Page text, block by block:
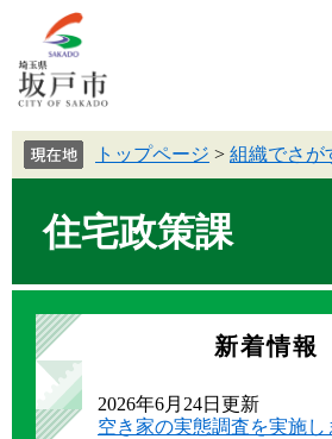
トップページ > 組織でさが
住宅政策課
新着情報
2026年6月24日更新
空き家の実態調査を実施し